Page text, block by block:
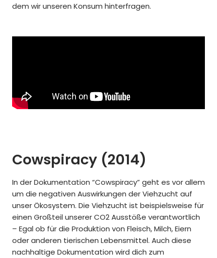
dem wir unseren Konsum hinterfragen.
Cowspiracy (2014)
In der Dokumentation “Cowspiracy” geht es vor allem
um die negativen Auswirkungen der Viehzucht auf
unser Ökosystem. Die Viehzucht ist beispielsweise für
einen Großteil unserer CO2 Ausstöße verantwortlich
– Egal ob für die Produktion von Fleisch, Milch, Eiern
oder anderen tierischen Lebensmittel. Auch diese
nachhaltige Dokumentation wird dich zum